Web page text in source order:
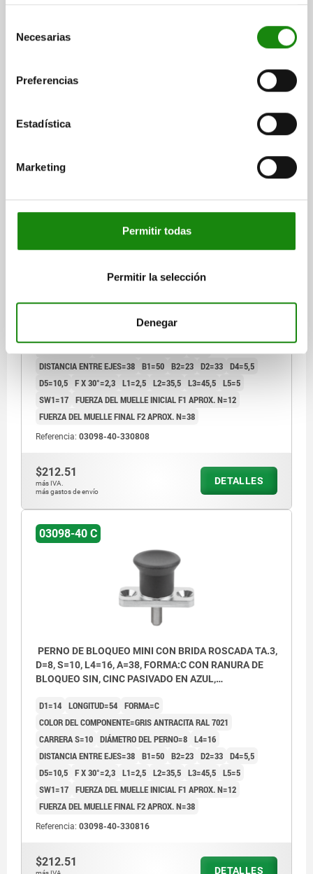
Necesarias
Preferencias
Estadística
Marketing
Permitir todas
Permitir la selección
Denegar
$153.82
DETALLES
D=8, S=8, L4=8, A=38, FORMA:C CON RANURA DE
COMP:TERMOPLÁSTICO GRIS ANTRACITA RAL7021
FORMA=C
COLOR DEL COMPONENTE=GRIS ANTRACITA RAL 7021
DISTANCIA ENTRE EJES=38 B1=50 B2=23 D2=33 D4=5,5
D5=10,5 F X 30°=2,3 L1=2,5 L2=35,5 L3=45,5 L5=5
SW1=17 FUERZA DEL MUELLE INICIAL F1 APROX. N=12
FUERZA DEL MUELLE FINAL F2 APROX. N=38
Referencia: 03098-40-330808
$212.51
más IVA.
más gastos de envío
DETALLES
03098-40 C
PERNO DE BLOQUEO MINI CON BRIDA ROSCADA TA.3,
D=8, S=10, L4=16, A=38, FORMA:C CON RANURA DE
BLOQUEO SIN, CINC PASIVADO EN AZUL,
D1=14 LONGITUD=54 FORMA=C
COLOR DEL COMPONENTE=GRIS ANTRACITA RAL 7021
CARRERA S=10 DIÁMETRO DEL PERNO=8 L4=16
DISTANCIA ENTRE EJES=38 B1=50 B2=23 D2=33 D4=5,5
D5=10,5 F X 30°=2,3 L1=2,5 L2=35,5 L3=45,5 L5=5
SW1=17 FUERZA DEL MUELLE INICIAL F1 APROX. N=12
FUERZA DEL MUELLE FINAL F2 APROX. N=38
Referencia: 03098-40-330816
$212.51
DETALLES